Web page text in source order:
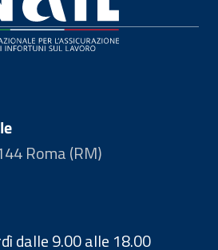
Roma (RM)
dalle 9.00 alle 18.00